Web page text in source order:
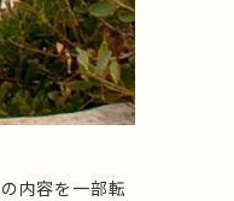
の内容を一部転